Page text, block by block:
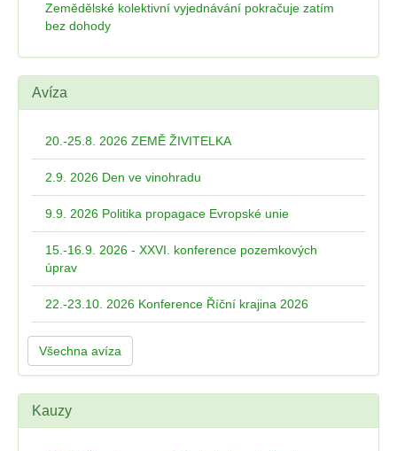
Zemědělské kolektivní vyjednávání pokračuje zatím
bez dohody
Avíza
20.-25.8. 2026 ZEMĚ ŽIVITELKA
2.9. 2026 Den ve vinohradu
9.9. 2026 Politika propagace Evropské unie
15.-16.9. 2026 - XXVI. konference pozemkových
úprav
22.-23.10. 2026 Konference Říční krajina 2026
Všechna avíza
Kauzy